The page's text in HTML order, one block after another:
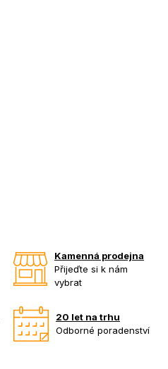
Kamenná prodejna
Přijeďte si k nám
vybrat
20 let na trhu
Odborné poradenství